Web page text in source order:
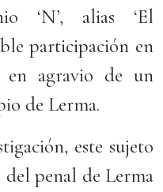
‘N’, alias ‘El
participación en
agravio de un
de Lerma.
este sujeto
penal de Lerma